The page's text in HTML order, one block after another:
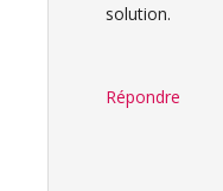
solution.
Répondre